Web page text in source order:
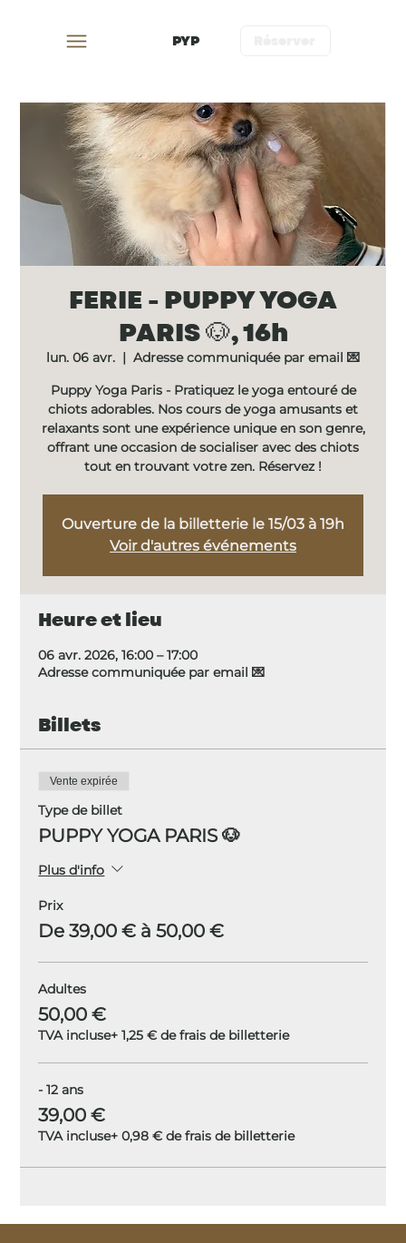
PYP
FERIE - PUPPY YOGA
PARIS 🐶, 16h
lun. 06 avr.
  |
Adresse communiquée par email 💌
Puppy Yoga Paris - Pratiquez le yoga entouré de
chiots adorables. Nos cours de yoga amusants et
relaxants sont une expérience unique en son genre,
offrant une occasion de socialiser avec des chiots
tout en trouvant votre zen. Réservez !
Ouverture de la billetterie le 15/03 à 19h
Voir d'autres événements
Heure et lieu
06 avr. 2026, 16:00 – 17:00
Adresse communiquée par email 💌
Billets
Vente expirée
Type de billet
PUPPY YOGA PARIS 🐶
Plus d'info
Prix
De 39,00 € à 50,00 €
Adultes
50,00 €
TVA incluse+ 1,25 € de frais de billetterie
- 12 ans
39,00 €
TVA incluse+ 0,98 € de frais de billetterie